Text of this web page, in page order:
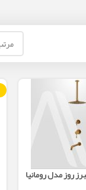
روز مدل رومانیا